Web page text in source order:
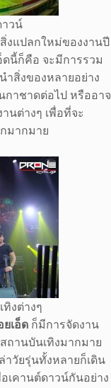
วน์
งแปลกใหม่ของงานปี
ดนี้ก็คือ จะมีการรวม
ำสิ่งของหลายอย่าง
กาชาดต่อไป หรืออาจ
นต่างๆ เพื่อที่จะ
มากมาย
งต่างๆ
ยเอ็ด ก็มีการจัดงาน
ถานบันเทิงมากมาย
าวัยรุ่นทั้งหลายก็เดิน
เคานต์ดาวน์กันอย่าง